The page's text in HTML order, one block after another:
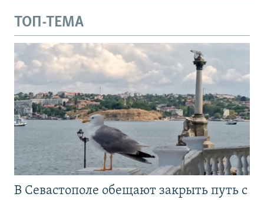
ТОП-ТЕМА
В Севастополе обещают закрыть путь с